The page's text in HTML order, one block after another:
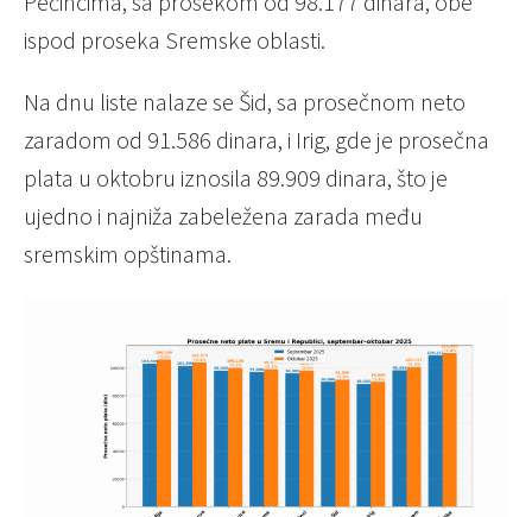
ispod proseka Sremske oblasti.
Na dnu liste nalaze se Šid, sa prosečnom neto
zaradom od 91.586 dinara, i Irig, gde je prosečna
plata u oktobru iznosila 89.909 dinara, što je
ujedno i najniža zabeležena zarada među
sremskim opštinama.